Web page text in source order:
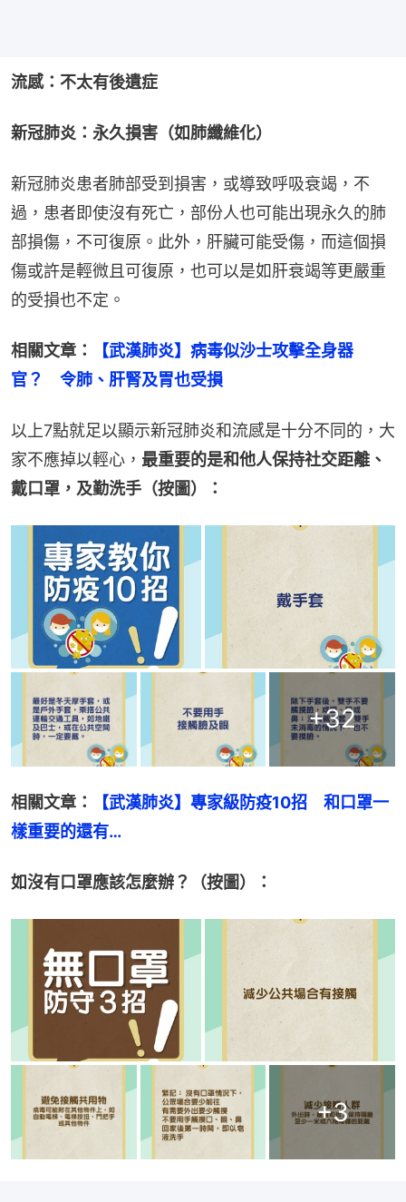
流感：不太有後遺症
新冠肺炎：永久損害（如肺纖維化）
新冠肺炎患者肺部受到損害，或導致呼吸衰竭，不
過，患者即使沒有死亡，部份人也可能出現永久的肺
部損傷，不可復原。此外，肝臟可能受傷，而這個損
傷或許是輕微且可復原，也可以是如肝衰竭等更嚴重
的受損也不定。
相關文章：
【武漢肺炎】病毒似沙士攻擊全身器
官？　令肺、肝腎及胃也受損
以上7點就足以顯示新冠肺炎和流感是十分不同的，大
家不應掉以輕心， 最重要的是和他人保持社交距離、
戴口罩，及勤洗手（按圖）：
+32
相關文章：
【武漢肺炎】專家級防疫10招　和口罩一
樣重要的還有…
如沒有口罩應該怎麼辦？（按圖）：
+3